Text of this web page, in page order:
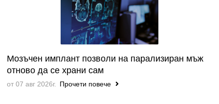
Мозъчен имплант позволи на парализиран мъж
отново да се храни сам
от 07 авг 2026г. Прочети повече